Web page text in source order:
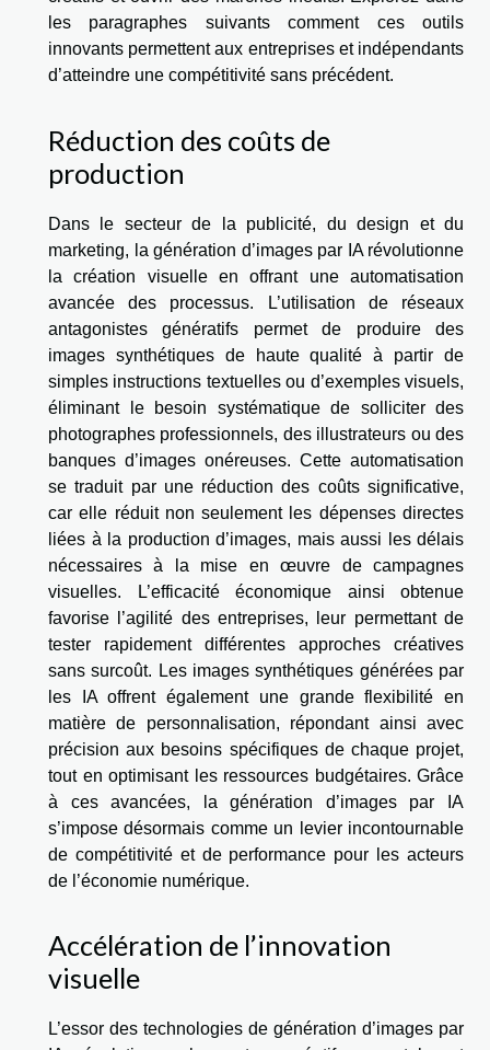
les paragraphes suivants comment ces outils
innovants permettent aux entreprises et indépendants
d’atteindre une compétitivité sans précédent.
Réduction des coûts de
production
Dans le secteur de la publicité, du design et du
marketing, la génération d’images par IA révolutionne
la création visuelle en offrant une automatisation
avancée des processus. L’utilisation de réseaux
antagonistes génératifs permet de produire des
images synthétiques de haute qualité à partir de
simples instructions textuelles ou d’exemples visuels,
éliminant le besoin systématique de solliciter des
photographes professionnels, des illustrateurs ou des
banques d’images onéreuses. Cette automatisation
se traduit par une réduction des coûts significative,
car elle réduit non seulement les dépenses directes
liées à la production d’images, mais aussi les délais
nécessaires à la mise en œuvre de campagnes
visuelles. L’efficacité économique ainsi obtenue
favorise l’agilité des entreprises, leur permettant de
tester rapidement différentes approches créatives
sans surcoût. Les images synthétiques générées par
les IA offrent également une grande flexibilité en
matière de personnalisation, répondant ainsi avec
précision aux besoins spécifiques de chaque projet,
tout en optimisant les ressources budgétaires. Grâce
à ces avancées, la génération d’images par IA
s’impose désormais comme un levier incontournable
de compétitivité et de performance pour les acteurs
de l’économie numérique.
Accélération de l’innovation
visuelle
L’essor des technologies de génération d’images par